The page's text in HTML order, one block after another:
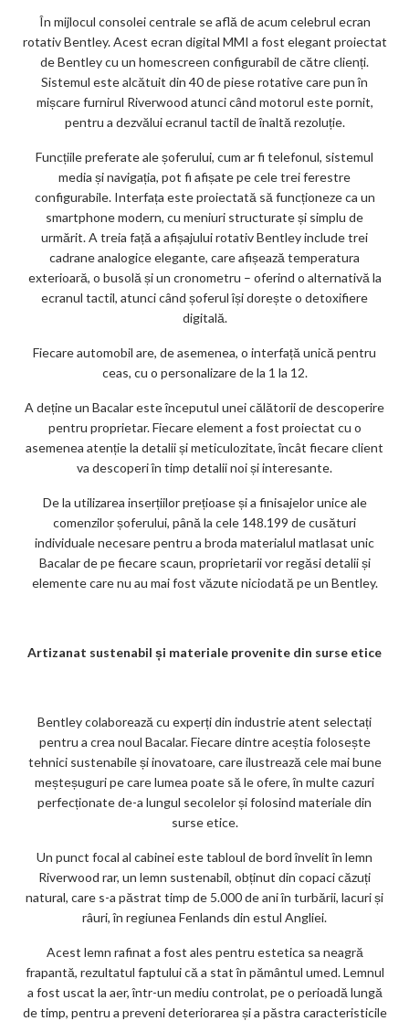
În mijlocul consolei centrale se află de acum celebrul ecran
rotativ Bentley. Acest ecran digital MMI a fost elegant proiectat
de Bentley cu un homescreen configurabil de către clienți.
Sistemul este alcătuit din 40 de piese rotative care pun în
mișcare furnirul Riverwood atunci când motorul este pornit,
pentru a dezvălui ecranul tactil de înaltă rezoluție.
Funcțiile preferate ale șoferului, cum ar fi telefonul, sistemul
media și navigația, pot fi afișate pe cele trei ferestre
configurabile. Interfața este proiectată să funcționeze ca un
smartphone modern, cu meniuri structurate și simplu de
urmărit. A treia față a afișajului rotativ Bentley include trei
cadrane analogice elegante, care afișează temperatura
exterioară, o busolă și un cronometru – oferind o alternativă la
ecranul tactil, atunci când șoferul își dorește o detoxifiere
digitală.
Fiecare automobil are, de asemenea, o interfață unică pentru
ceas, cu o personalizare de la 1 la 12.
A deține un Bacalar este începutul unei călătorii de descoperire
pentru proprietar. Fiecare element a fost proiectat cu o
asemenea atenție la detalii și meticulozitate, încât fiecare client
va descoperi în timp detalii noi și interesante.
De la utilizarea inserțiilor prețioase și a finisajelor unice ale
comenzilor șoferului, până la cele 148.199 de cusături
individuale necesare pentru a broda materialul matlasat unic
Bacalar de pe fiecare scaun, proprietarii vor regăsi detalii și
elemente care nu au mai fost văzute niciodată pe un Bentley.
Artizanat sustenabil și materiale provenite din surse etice
Bentley colaborează cu experți din industrie atent selectați
pentru a crea noul Bacalar. Fiecare dintre aceștia folosește
tehnici sustenabile și inovatoare, care ilustrează cele mai bune
meșteșuguri pe care lumea poate să le ofere, în multe cazuri
perfecționate de-a lungul secolelor și folosind materiale din
surse etice.
Un punct focal al cabinei este tabloul de bord învelit în lemn
Riverwood rar, un lemn sustenabil, obținut din copaci căzuți
natural, care s-a păstrat timp de 5.000 de ani în turbării, lacuri și
râuri, în regiunea Fenlands din estul Angliei.
Acest lemn rafinat a fost ales pentru estetica sa neagră
frapantă, rezultatul faptului că a stat în pământul umed. Lemnul
a fost uscat la aer, într-un mediu controlat, pe o perioadă lungă
de timp, pentru a preveni deteriorarea și a păstra caracteristicile